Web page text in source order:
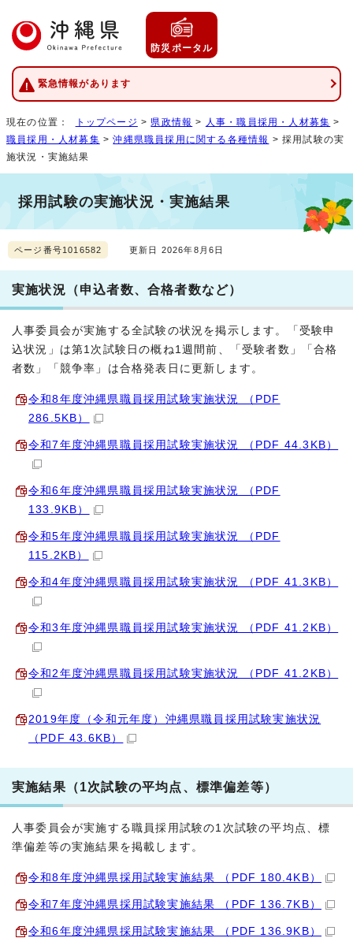
防災ポータル
緊急情報があります
現在の位置： トップページ > 県政情報 > 人事・職員採用・人材募集 >
職員採用・人材募集 >沖縄県職員採用に関する各種情報 > 採用試験の実
施状況・実施結果
採用試験の実施状況・実施結果
ページ番号1016582 更新日 2026年8月6日
実施状況（申込者数、合格者数など）
人事委員会が実施する全試験の状況を掲示します。「受験申
込状況」は第1次試験日の概ね1週間前、「受験者数」「合格
者数」「競争率」は合格発表日に更新します。
令和8年度沖縄県職員採用試験実施状況 （PDF
286.5KB）
令和7年度沖縄県職員採用試験実施状況 （PDF 44.3KB）
令和6年度沖縄県職員採用試験実施状況 （PDF
133.9KB）
令和5年度沖縄県職員採用試験実施状況 （PDF
115.2KB）
令和4年度沖縄県職員採用試験実施状況 （PDF 41.3KB）
令和3年度沖縄県職員採用試験実施状況 （PDF 41.2KB）
令和2年度沖縄県職員採用試験実施状況 （PDF 41.2KB）
2019年度（令和元年度）沖縄県職員採用試験実施状況
（PDF 43.6KB）
実施結果（1次試験の平均点、標準偏差等）
人事委員会が実施する職員採用試験の1次試験の平均点、標
準偏差等の実施結果を掲載します。
令和8年度沖縄県採用試験実施結果 （PDF 180.4KB）
令和7年度沖縄県採用試験実施結果 （PDF 136.7KB）
令和6年度沖縄県採用試験実施結果 （PDF 136.9KB）